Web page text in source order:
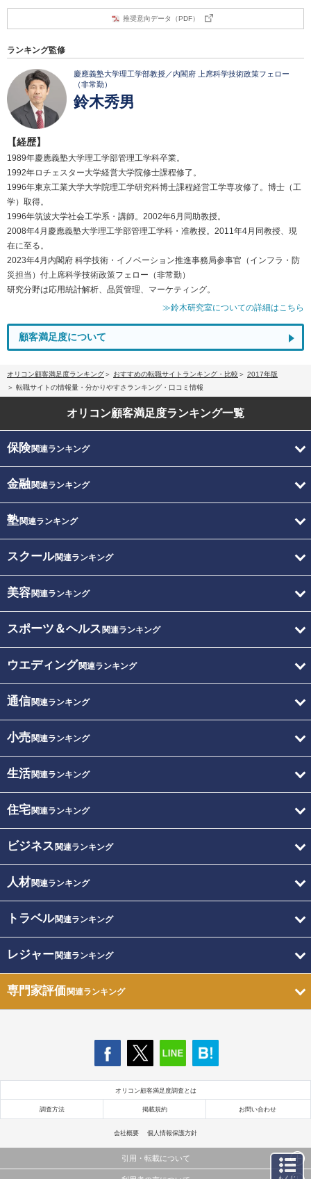
推奨意向データ（PDF）
ランキング監修
慶應義塾大学理工学部教授／内閣府 上席科学技術政策フェロー
（非常勤）
鈴木秀男
【経歴】
1989年慶應義塾大学理工学部管理工学科卒業。
1992年ロチェスター大学経営大学院修士課程修了。
1996年東京工業大学大学院理工学研究科博士課程経営工学専攻修了。博士（工
学）取得。
1996年筑波大学社会工学系・講師。2002年6月同助教授。
2008年4月慶應義塾大学理工学部管理工学科・准教授。2011年4月同教授、現
在に至る。
2023年4月内閣府 科学技術・イノベーション推進事務局参事官（インフラ・防
災担当）付上席科学技術政策フェロー（非常勤）
研究分野は応用統計解析、品質管理、マーケティング。
≫鈴木研究室についての詳細はこちら
顧客満足度について
オリコン顧客満足度ランキング おすすめの転職サイトランキング・比較
2017年版
転職サイトの情報量・分かりやすさランキング・口コミ情報
オリコン顧客満足度ランキング一覧
保険関連ランキング
金融関連ランキング
塾関連ランキング
スクール関連ランキング
美容関連ランキング
スポーツ＆ヘルス 関連ランキング
ウエディング関連ランキング
通信関連ランキング
小売関連ランキング
生活関連ランキング
住宅関連ランキング
ビジネス 関連ランキング
人材関連ランキング
トラベル関連ランキング
レジャー関連ランキング
専門家評価関連ランキング
オリコン顧客満足度調査とは
調査方法 掲載規約 お問い合わせ
会社概要 個人情報保護方針
引用・転載について